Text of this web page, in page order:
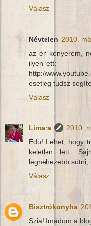
Válasz
Névtelen 2010.
az én kenyerem,
ilyen lett:
http://
esetleg tudsz
Válasz
Limara
2010.
Édu! Lehet, hogy
keletlen lett.
legnehezebb sütni,
Válasz
Bisztrókonyha
Szia! Imádom a